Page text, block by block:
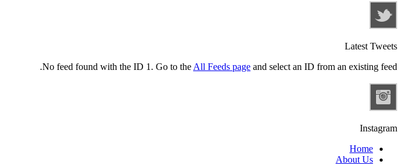
Latest Tweets
No feed found with the ID 1. Go to the All Feeds page and select an ID from an existing feed.
Instagram
Home
About Us